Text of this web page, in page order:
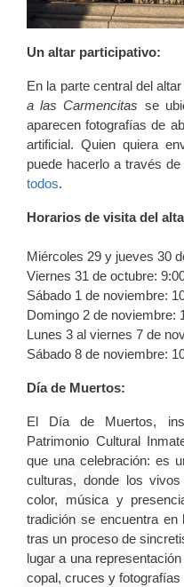
Un altar participativo:
En la parte central del altar
a las Carmencitas se
aparecen fotografías de
artificial. Quien quiera
puede hacerlo a través
todos.
Horarios de visita del
Miércoles 29 y jueves 30
Viernes 31 de octubre:
Sábado 1 de noviembre:
Domingo 2 de noviembre:
Lunes 3 al viernes 7 de
Sábado 8 de noviembre:
Día de Muertos:
El Día de Muertos,
Patrimonio Cultural
que una celebración: es
culturas, donde los
color, música y
tradición se encuentra en
tras un proceso de
lugar a una
copal, cruces y fotografías